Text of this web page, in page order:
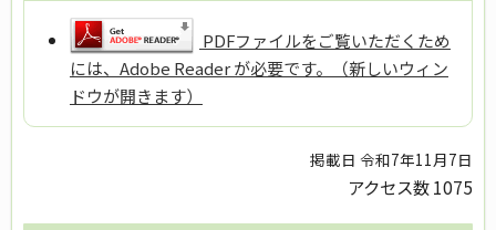
PDFファイルをご覧いただくため
には、Adobe Reader が必要です。（新しいウィン
ドウが開きます）
掲載日 令和7年11月7日
アクセス数1075